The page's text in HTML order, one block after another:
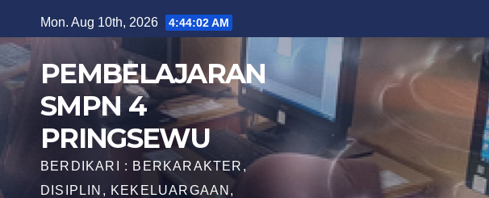
to
content
Mon. Aug 10th, 2026 4:44:03 AM
PEMBELAJARAN
SMPN 4
PRINGSEWU
BERDIKARI : BERKARAKTER,
DISIPLIN, KEKELUARGAAN,